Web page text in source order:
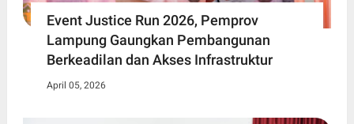
Event Justice Run 2026, Pemprov
Lampung Gaungkan Pembangunan
Berkeadilan dan Akses Infrastruktur
April 05, 2026